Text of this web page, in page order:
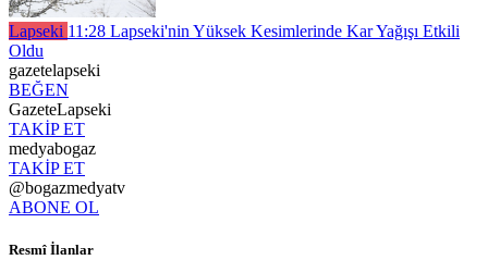
Lapseki 11:28 Lapseki'nin Yüksek Kesimlerinde Kar Yağışı Etkili
Oldu
gazetelapseki
BEĞEN
GazeteLapseki
TAKİP ET
medyabogaz
TAKİP ET
@bogazmedyatv
ABONE OL
Resmî İlanlar